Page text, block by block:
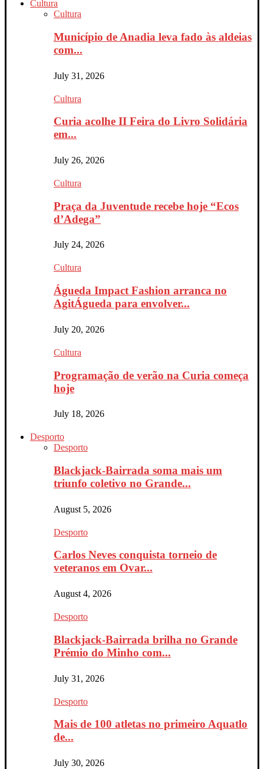
Cultura
Cultura
Município de Anadia leva fado às aldeias
com...
July 31, 2026
Cultura
Curia acolhe II Feira do Livro Solidária
em...
July 26, 2026
Cultura
Praça da Juventude recebe hoje “Ecos
d’Adega”
July 24, 2026
Cultura
Águeda Impact Fashion arranca no
AgitÁgueda para envolver...
July 20, 2026
Cultura
Programação de verão na Curia começa
hoje
July 18, 2026
Desporto
Desporto
Blackjack-Bairrada soma mais um
triunfo coletivo no Grande...
August 5, 2026
Desporto
Carlos Neves conquista torneio de
veteranos em Ovar...
August 4, 2026
Desporto
Blackjack-Bairrada brilha no Grande
Prémio do Minho com...
July 31, 2026
Desporto
Mais de 100 atletas no primeiro Aquatlo
de...
July 30, 2026